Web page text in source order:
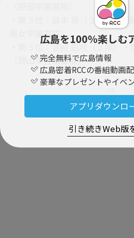
広島を100％楽しむ
完全無料で広島情報
広島密着RCCの番組動画
豪華なプレゼントやイベ
アプリダウンロ
引き続きWeb版
・第３位：谷本 葵（３年）・眞
陽女学園高校）
・第３位：宮崎 凪咲（２年）・
（岡山学芸館高校）